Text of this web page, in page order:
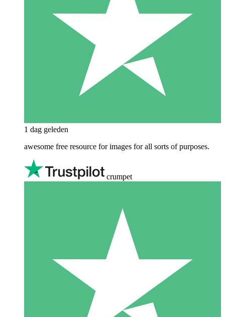
1 dag geleden
awesome free resource for images for all sorts of purposes.
crumpet